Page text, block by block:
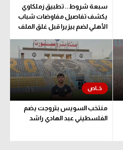
سبعة شروط.. تطبيق زملكاوي
يكشف تفاصيل مفاوضات شباب
الأهلي لضم بيزيرا قبل غلق الملف
منتخب السويس بتروجت يضم
الفلسطيني عبد الهادي راشد